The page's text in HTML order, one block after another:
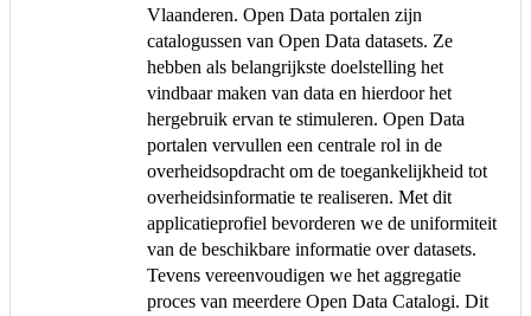
Vlaanderen. Open Data portalen zijn
catalogussen van Open Data datasets. Ze
hebben als belangrijkste doelstelling het
vindbaar maken van data en hierdoor het
hergebruik ervan te stimuleren. Open Data
portalen vervullen een centrale rol in de
overheidsopdracht om de toegankelijkheid tot
overheidsinformatie te realiseren. Met dit
applicatieprofiel bevorderen we de uniformiteit
van de beschikbare informatie over datasets.
Tevens vereenvoudigen we het aggregatie
proces van meerdere Open Data Catalogi. Dit